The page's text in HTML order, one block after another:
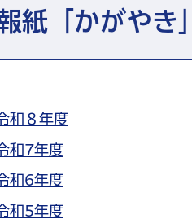
紙「かがやき」
和８年度
和7年度
和6年度
和5年度